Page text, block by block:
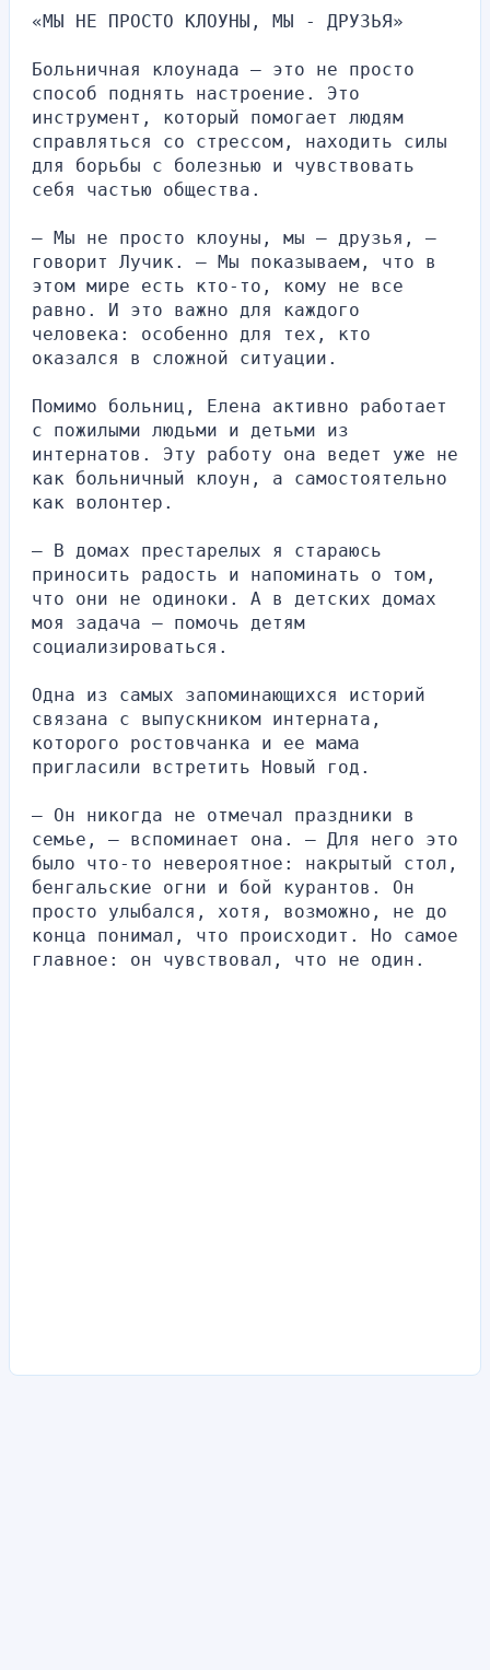
«МЫ НЕ ПРОСТО КЛОУНЫ, МЫ - ДРУЗЬЯ»
Больничная клоунада — это не просто
способ поднять настроение. Это
инструмент, который помогает людям
справляться со стрессом, находить силы
для борьбы с болезнью и чувствовать
себя частью общества.
— Мы не просто клоуны, мы — друзья, —
говорит Лучик. — Мы показываем, что в
этом мире есть кто-то, кому не все
равно. И это важно для каждого
человека: особенно для тех, кто
оказался в сложной ситуации.
Помимо больниц, Елена активно работает
с пожилыми людьми и детьми из
интернатов. Эту работу она ведет уже не
как больничный клоун, а самостоятельно
как волонтер.
— В домах престарелых я стараюсь
приносить радость и напоминать о том,
что они не одиноки. А в детских домах
моя задача — помочь детям
социализироваться.
Одна из самых запоминающихся историй
связана с выпускником интерната,
которого ростовчанка и ее мама
пригласили встретить Новый год.
— Он никогда не отмечал праздники в
семье, — вспоминает она. — Для него это
было что-то невероятное: накрытый стол,
бенгальские огни и бой курантов. Он
просто улыбался, хотя, возможно, не до
конца понимал, что происходит. Но самое
главное: он чувствовал, что не один.